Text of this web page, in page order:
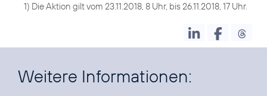
1) Die Aktion gilt vom 23.11.2018, 8 Uhr, bis 26.11.2018, 17 Uhr.
Weitere Informationen: